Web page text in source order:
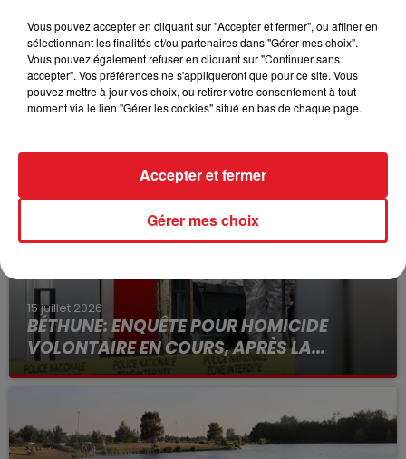
Le driver à suivre : Ph.Daugeard
15 juillet 2026
BÉTHUNE: ENQUÊTE POUR HOMICIDE
VOLONTAIRE EN COURS, APRÈS LA...
Selon les premiers éléments, le logement servait
Vous pouvez accepter en cliquant sur "Accepter et fermer", ou affiner en
sélectionnant les finalités et/ou partenaires dans "Gérer mes choix".
Vous pouvez également refuser en cliquant sur "Continuer sans
accepter". Vos préférences ne s'appliqueront que pour ce site. Vous
pouvez mettre à jour vos choix, ou retirer votre consentement à tout
moment via le lien "Gérer les cookies" situé en bas de chaque page.
Gérer mes choix
Accepter et fermer